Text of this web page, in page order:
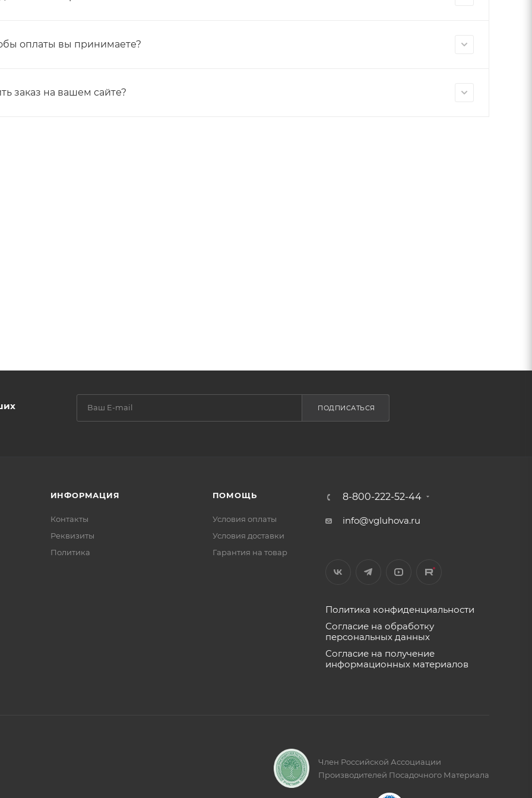
оплаты вы принимаете?
заказ на вашем сайте?
ПОДПИСАТЬСЯ
ИНФОРМАЦИЯ
Контакты
Реквизиты
Политика
ПОМОЩЬ
Условия оплаты
Условия доставки
Гарантия на товар
8-800-222-52-44
info@vgluhova.ru
Политика конфиденциальности
Согласие на обработку
персональных данных
Согласие на получение
информационных материалов
Член Российской Ассоциации
Производителей Посадочного Материала